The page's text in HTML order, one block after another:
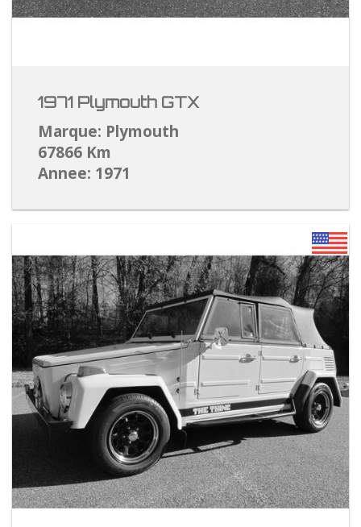
1971 Plymouth GTX
Marque: Plymouth
67866 Km
Annee: 1971